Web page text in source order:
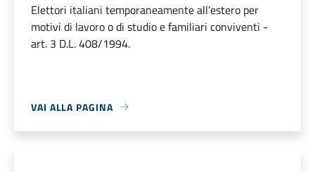
Elettori italiani temporaneamente all’estero per
motivi di lavoro o di studio e familiari conviventi -
art. 3 D.L. 408/1994.
VAI ALLA PAGINA